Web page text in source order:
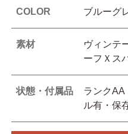
COLOR ブルーグ
素材
ヴィンテ
ーフＸス
状態・付属品
ランク
ル有・保